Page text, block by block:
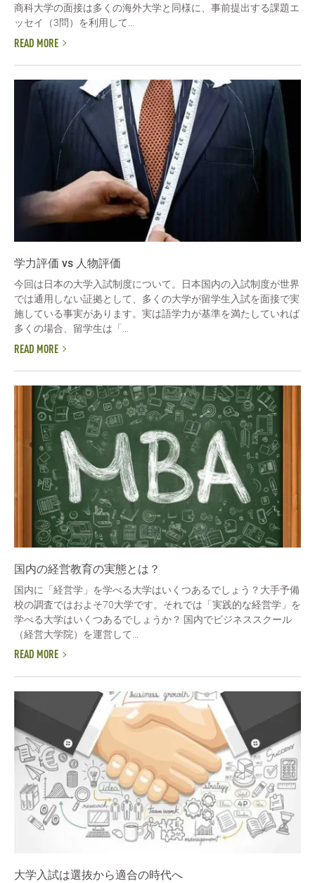
商科大学の面接は多くの海外大学と同様に、事前提出する課題エ
ッセイ（3問）を利用して...
READ MORE
学力評価 vs 人物評価
今回は日本の大学入試制度について。日本国内の入試制度が世界
では通用しない証拠として、多くの大学が留学生入試を面接で実
施している事実があります。実は語学力が基準を満たしていれば
多くの場合、留学生は「...
READ MORE
国内の経営教育の実態とは？
国内に「経営学」を学べる大学はいくつあるでしょう？大手予備
校の調査ではおよそ70大学です。それでは「実践的な経営学」を
学べる大学はいくつあるでしょうか？ 国内でビジネススクール
（経営大学院）を運営して...
READ MORE
大学入試は選抜から適合の時代へ